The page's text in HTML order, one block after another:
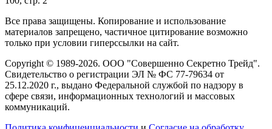
Все права защищены. Копирование и использование
материалов запрещено, частичное цитирование возможно
только при условии гиперссылки на сайт.
Copyright © 1989-2026. ООО "Совершенно Секретно Трейд".
Свидетельство о регистрации ЭЛ № ФС 77-79634 от
25.12.2020 г., выдано Федеральной службой по надзору в
сфере связи, информационных технологий и массовых
коммуникаций.